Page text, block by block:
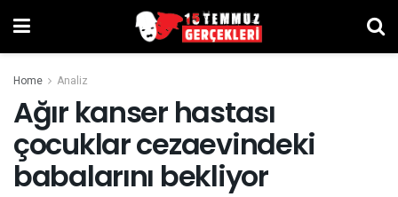
Home Analiz
Ağır kanser hastası
çocuklar cezaevindeki
babalarını bekliyor